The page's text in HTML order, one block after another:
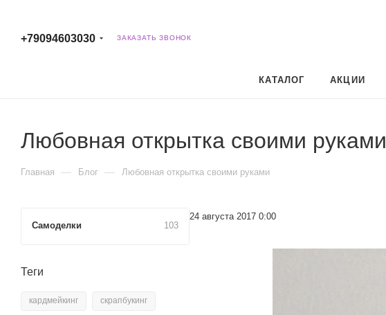
+79094603030 ЗАКАЗАТЬ ЗВОНОК
КАТАЛОГ АКЦИИ
Любовная открытка своими руками
Главная — Блог — Любовная открытка своими руками
24 августа 2017 0:00
Самоделки 103
Теги
кардмейкинг скрапбукинг